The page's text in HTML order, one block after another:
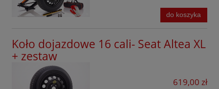
do koszyka
Koło dojazdowe 16 cali- Seat Altea XL
+ zestaw
619,00 zł